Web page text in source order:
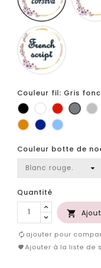
Couleur fil: Gris
Noir BlancRougeGris
foncé
OrangeMarineBleu
Couleur botte de
Quantité

ajouter pour
Ajouter à la liste de